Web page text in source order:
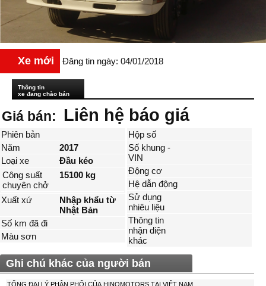
Xe mới Đăng tin ngày: 04/01/2018
Thông tin
xe đang chào bán
Giá bán: Liên hệ báo giá
Phiên bản
Năm
2017
Loại xe
Đầu kéo
Công suất
chuyên chở
15100 kg
Xuất xứ
Nhập khẩu từ
Nhật Bản
Số km đã đi
Màu sơn
Hộp số
Số khung -
VIN
Động cơ
Hệ dẫn động
Sử dụng
nhiêu liệu
Thông tin
nhận diện
khác
Ghi chú khác của người bán